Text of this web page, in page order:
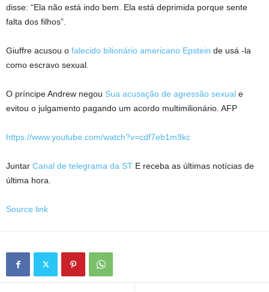
disse: “Ela não está indo bem. Ela está deprimida porque sente
falta dos filhos”.
Giuffre acusou o falecido bilionário americano Epstein de usá -la
como escravo sexual.
O príncipe Andrew negou Sua acusação de agressão sexual e
evitou o julgamento pagando um acordo multimilionário. AFP
https://www.youtube.com/watch?v=cdf7eb1m9kc
Juntar Canal de telegrama da ST E receba as últimas notícias de
última hora.
Source link